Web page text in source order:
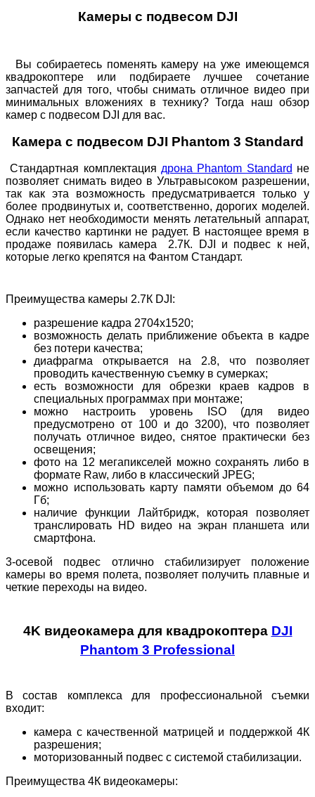
Камеры с подвесом DJI
Вы собираетесь поменять камеру на уже имеющемся
квадрокоптере или подбираете лучшее сочетание
запчастей для того, чтобы снимать отличное видео при
минимальных вложениях в технику? Тогда наш обзор
камер с подвесом DJI для вас.
Камера с подвесом DJI Phantom 3 Standard
Стандартная комплектация дрона Phantom Standard не
позволяет снимать видео в Ультравысоком разрешении,
так как эта возможность предусматривается только у
более продвинутых и, соответственно, дорогих моделей.
Однако нет необходимости менять летательный аппарат,
если качество картинки не радует. В настоящее время в
продаже появилась камера 2.7К. DJI и подвес к ней,
которые легко крепятся на Фантом Стандарт.
Преимущества камеры 2.7К DJI:
разрешение кадра 2704х1520;
возможность делать приближение объекта в кадре
без потери качества;
диафрагма открывается на 2.8, что позволяет
проводить качественную съемку в сумерках;
есть возможности для обрезки краев кадров в
специальных программах при монтаже;
можно настроить уровень ISO (для видео
предусмотрено от 100 и до 3200), что позволяет
получать отличное видео, снятое практически без
освещения;
фото на 12 мегапикселей можно сохранять либо в
формате Raw, либо в классический JPEG;
можно использовать карту памяти объемом до 64
Гб;
наличие функции Лайтбридж, которая позволяет
транслировать HD видео на экран планшета или
смартфона.
3-осевой подвес отлично стабилизирует положение
камеры во время полета, позволяет получить плавные и
четкие переходы на видео.
4K видеокамера для квадрокоптера DJI
Phantom 3 Professional
В состав комплекса для профессиональной съемки
входит:
камера с качественной матрицей и поддержкой 4К
разрешения;
моторизованный подвес с системой стабилизации.
Преимущества 4К видеокамеры: